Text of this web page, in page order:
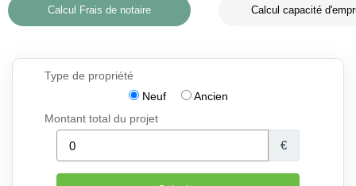
Calcul Frais de notaire Calcul capacité